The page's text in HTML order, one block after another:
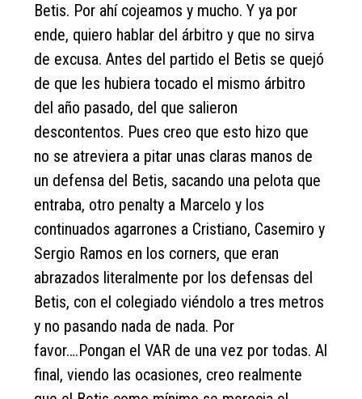
Betis. Por ahí cojeamos y mucho. Y ya por
ende, quiero hablar del árbitro y que no sirva
de excusa. Antes del partido el Betis se quejó
de que les hubiera tocado el mismo árbitro
del año pasado, del que salieron
descontentos. Pues creo que esto hizo que
no se atreviera a pitar unas claras manos de
un defensa del Betis, sacando una pelota que
entraba, otro penalty a Marcelo y los
continuados agarrones a Cristiano, Casemiro y
Sergio Ramos en los corners, que eran
abrazados literalmente por los defensas del
Betis, con el colegiado viéndolo a tres metros
y no pasando nada de nada. Por
favor….Pongan el VAR de una vez por todas. Al
final, viendo las ocasiones, creo realmente